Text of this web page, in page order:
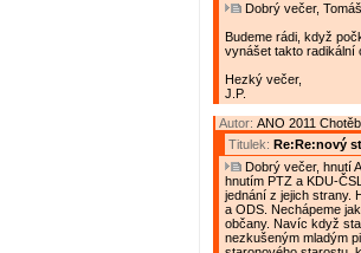
Dobrý večer,
Budeme rádi, když
vynášet takto radikální
Hezký večer,
J.P.
Autor: ANO 2011
Titulek: Re:Re:nový
Dobrý večer, hnutí
hnutím PTZ a KDU-
jednání z jejich strany.
a ODS. Nechápeme
občany. Navíc když
nezkušeným mladým